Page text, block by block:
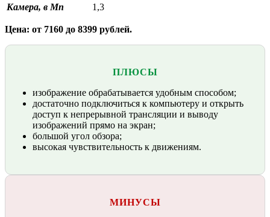
Камера, в Мп
1,3
Цена: от 7160 до 8399 рублей.
ПЛЮСЫ
изображение обрабатывается удобным способом;
достаточно подключиться к компьютеру и открыть
доступ к непрерывной трансляции и выводу
изображений прямо на экран;
большой угол обзора;
высокая чувствительность к движениям.
МИНУСЫ